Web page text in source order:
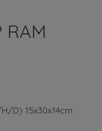
RAM
D) 15x30x14cm